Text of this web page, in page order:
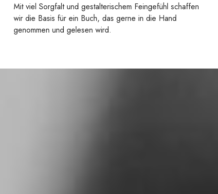
Mit viel Sorgfalt und gestalterischem Feingefühl schaffen
wir die Basis für ein Buch, das gerne in die Hand
genommen und gelesen wird.